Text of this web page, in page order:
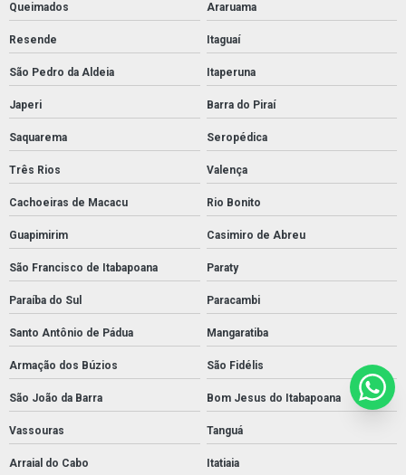
Queimados Araruama
Resende Itaguaí
São Pedro da Aldeia Itaperuna
Japeri Barra do Piraí
Saquarema Seropédica
Três Rios Valença
Cachoeiras de Macacu Rio Bonito
Guapimirim Casimiro de Abreu
São Francisco de Itabapoana Paraty
Paraíba do Sul Paracambi
Santo Antônio de Pádua Mangaratiba
Armação dos Búzios São Fidélis
São João da Barra Bom Jesus do Itabapoana
Vassouras Tanguá
Arraial do Cabo Itatiaia